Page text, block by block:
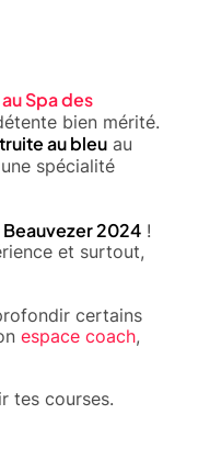
Spa des
bien mérité.
truite au bleu au
spécialité
Beauvezer 2024 !
et surtout,
certains
espace coach,
tes courses.